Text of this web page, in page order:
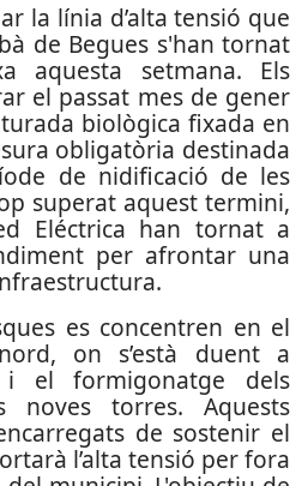
la línia d’alta tensió que
de Begues s'han tornat
aquesta setmana. Els
el passat mes de gener
biològica fixada en
obligatòria destinada
de nidificació de les
superat aquest termini,
Eléctrica han tornat a
per afrontar una
es concentren en el
on s’està duent a
i el formigonatge dels
noves torres. Aquests
de sostenir el
l’alta tensió per fora